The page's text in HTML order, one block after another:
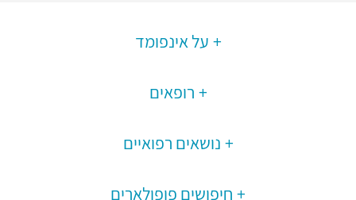
על אינפומד
רופאים
נושאים רפואיים
חיפושים פופולארים